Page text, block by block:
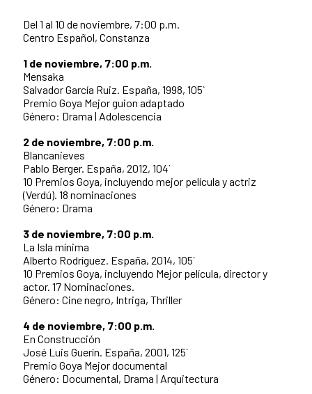
Del 1 al 10 de noviembre, 7:00 p.m.
Centro Español, Constanza
1 de noviembre, 7:00 p.m.
Mensaka
Salvador García Ruiz. España, 1998, 105`
Premio Goya Mejor guion adaptado
Género: Drama | Adolescencia
2 de noviembre, 7:00 p.m.
Blancanieves
Pablo Berger. España, 2012, 104`
10 Premios Goya, incluyendo mejor película y actriz
(Verdú). 18 nominaciones
Género: Drama
3 de noviembre, 7:00 p.m.
La Isla mínima
Alberto Rodríguez. España, 2014, 105`
10 Premios Goya, incluyendo Mejor película, director y
actor. 17 Nominaciones.
Género: Cine negro, Intriga, Thriller
4 de noviembre, 7:00 p.m.
En Construcción
José Luis Guerín. España, 2001, 125`
Premio Goya Mejor documental
Género: Documental, Drama | Arquitectura